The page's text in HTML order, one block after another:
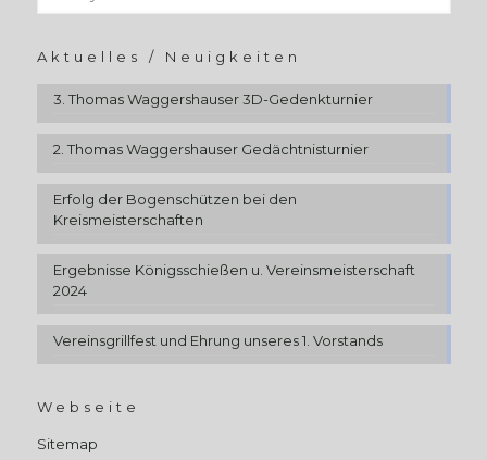
Aktuelles / Neuigkeiten
3. Thomas Waggershauser 3D-Gedenkturnier
2. Thomas Waggershauser Gedächtnisturnier
Erfolg der Bogenschützen bei den
Kreismeisterschaften
Ergebnisse Königsschießen u. Vereinsmeisterschaft
2024
Vereinsgrillfest und Ehrung unseres 1. Vorstands
Webseite
Sitemap